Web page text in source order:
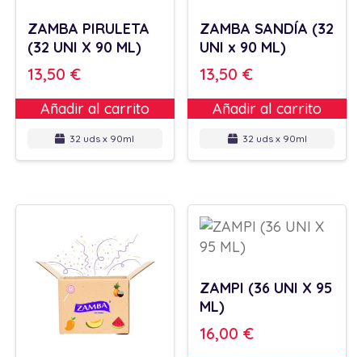
ZAMBA PIRULETA
(32 UNI X 90 ML)
13,50 €
Añadir al carrito
32 uds x 90ml
ZAMBA SANDÍA (32
UNI x 90 ML)
13,50€
Añadir al carrito
32 uds x 90ml
ZAMPI (36 UNI X 95
ML)
16,00€